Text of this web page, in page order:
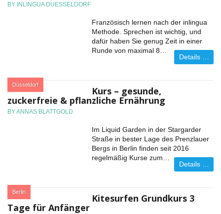
BY INLINGUA DUESSELDORF
Düsseldorf
Französisch lernen nach der inlingua
Methode. Sprechen ist wichtig, und
dafür haben Sie genug Zeit in einer
Runde von maximal 8…
Details …
Kurs – gesunde,
zuckerfreie & pflanzliche Ernährung
BY ANNAS BLATTGOLD
Berlin
Im Liquid Garden in der Stargarder
Straße in bester Lage des Prenzlauer
Bergs in Berlin finden seit 2016
regelmäßig Kurse zum…
Details …
Kitesurfen Grundkurs 3
Tage für Anfänger